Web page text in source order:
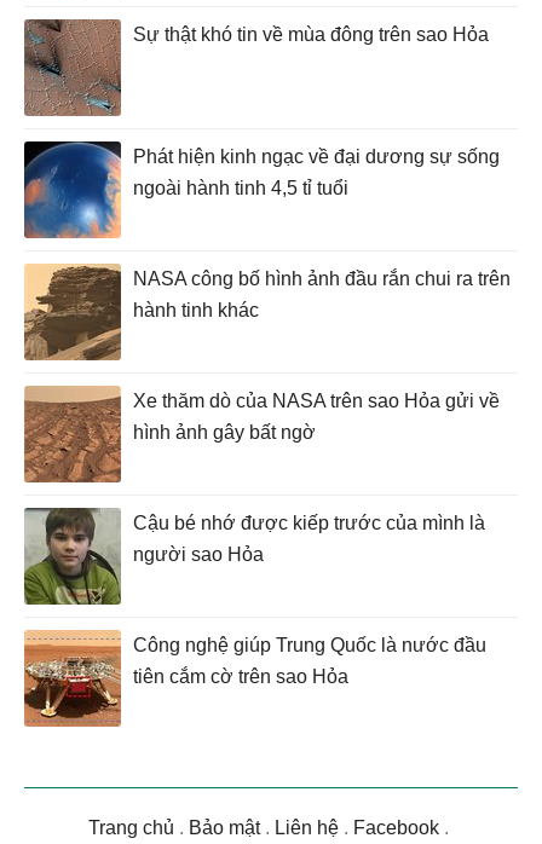
Sự thật khó tin về mùa đông trên sao Hỏa
Phát hiện kinh ngạc về đại dương sự sống
ngoài hành tinh 4,5 tỉ tuổi
NASA công bố hình ảnh đầu rắn chui ra trên
hành tinh khác
Xe thăm dò của NASA trên sao Hỏa gửi về
hình ảnh gây bất ngờ
Cậu bé nhớ được kiếp trước của mình là
người sao Hỏa
Công nghệ giúp Trung Quốc là nước đầu
tiên cắm cờ trên sao Hỏa
Trang chủ . Bảo mật. Liên hệ . Facebook .